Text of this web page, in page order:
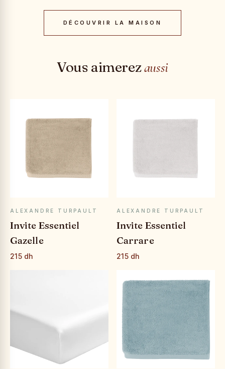
DÉCOUVRIR LA MAISON
Vous aimerezaussi
APERÇU RAPIDE
ALEXANDRE TURPAULT
Invite Essentiel
Gazelle
215 dh
APERÇU RAPIDE
ALEXANDRE TURPAULT
Invite Essentiel
Carrare
215 dh